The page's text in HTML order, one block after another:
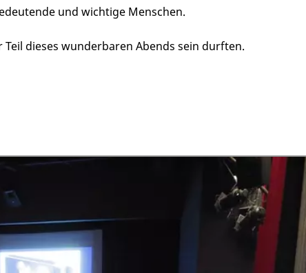
und wichtige Menschen.
dieses wunderbaren Abends sein durften.